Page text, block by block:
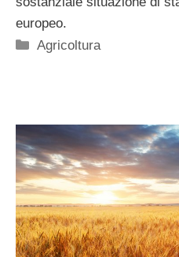
europeo.
Categorie
Agricoltura